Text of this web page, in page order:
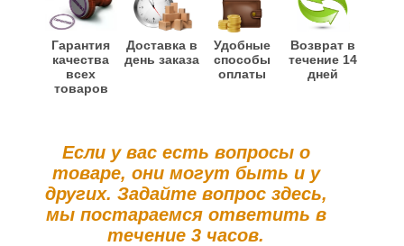
Гарантия
качества
всех
товаров
Доставка в
день заказа
Удобные
способы
оплаты
Возврат в
течение 14
дней
Если у вас есть вопросы о
товаре, они могут быть и у
других. Задайте вопрос здесь,
мы постараемся ответить в
течение 3 часов.